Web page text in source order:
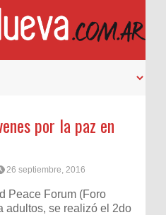
por la paz en
26 septiembre, 2016
Peace Forum (Foro
adultos, se realizó el 2do